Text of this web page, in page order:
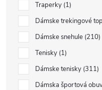
Traperky 1
Dámske trekingové
Dámske snehule 210
Tenisky 1
Dámske tenisky 311
Dámska športová